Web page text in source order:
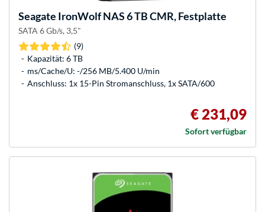
Seagate IronWolf NAS 6 TB CMR, Festplatte
SATA 6 Gb/s, 3,5"
(9)
Kapazität: 6 TB
ms/Cache/U: -/256 MB/5.400 U/min
Anschluss: 1x 15-Pin Stromanschluss, 1x SATA/600
€ 231,09
Sofort verfügbar